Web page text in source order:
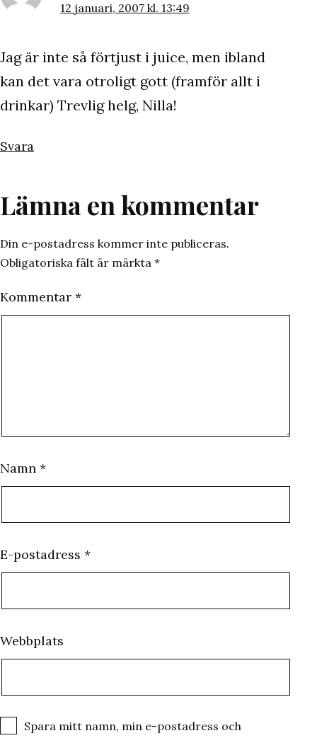
12 januari, 2007 kl. 13:49
Jag är inte så förtjust i juice, men ibland
kan det vara otroligt gott (framför allt i
drinkar) Trevlig helg, Nilla!
Svara
Lämna en kommentar
Din e-postadress kommer inte publiceras.
Obligatoriska fält är märkta *
Kommentar *
Namn *
E-postadress *
Webbplats
Spara mitt namn, min e-postadress och